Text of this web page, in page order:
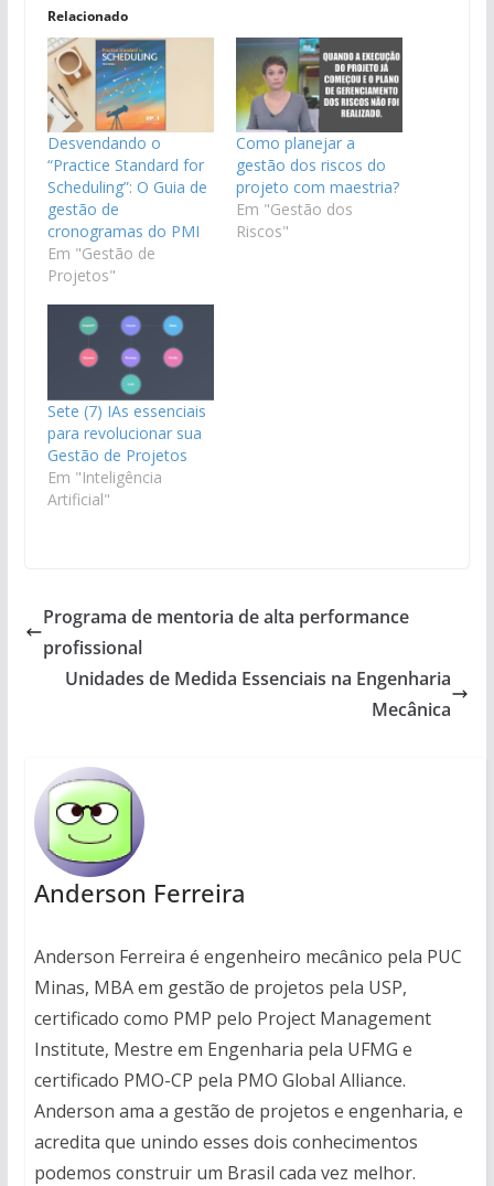
Relacionado
Desvendando o
“Practice Standard for
Scheduling”: O Guia de
gestão de
cronogramas do PMI
Em "Gestão de
Projetos"
Como planejar a
gestão dos riscos do
projeto com maestria?
Em "Gestão dos
Riscos"
Sete (7) IAs essenciais
para revolucionar sua
Gestão de Projetos
Em "Inteligência
Artificial"
Programa de mentoria de alta performance
profissional
Unidades de Medida Essenciais na Engenharia
Mecânica
Anderson Ferreira
Anderson Ferreira é engenheiro mecânico pela PUC
Minas, MBA em gestão de projetos pela USP,
certificado como PMP pelo Project Management
Institute, Mestre em Engenharia pela UFMG e
certificado PMO-CP pela PMO Global Alliance.
Anderson ama a gestão de projetos e engenharia, e
acredita que unindo esses dois conhecimentos
podemos construir um Brasil cada vez melhor.